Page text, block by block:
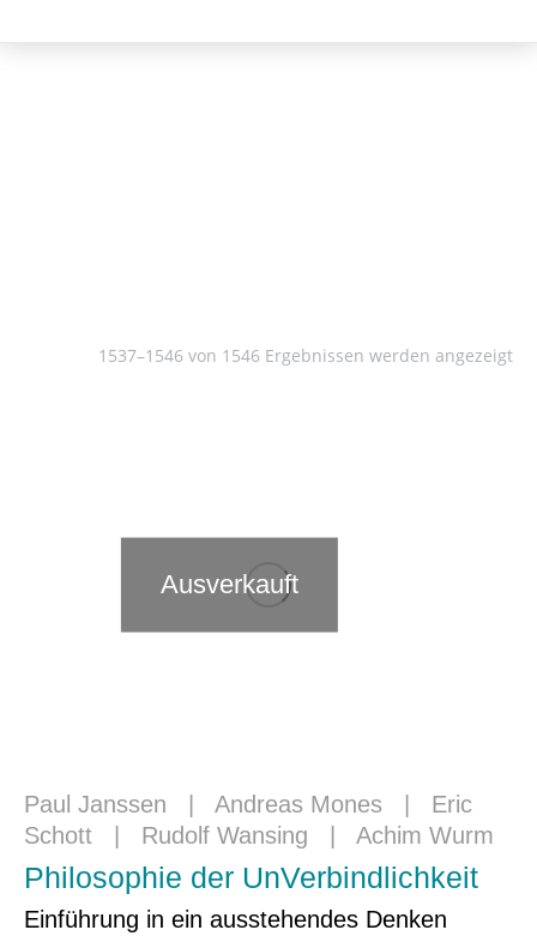
1537–1546 von 1546 Ergebnissen werden angezeigt
Ausverkauft
Paul Janssen Andreas Mones
Eric
Schott
Rudolf Wansing Achim Wurm
Philosophie der UnVerbindlichkeit
Einführung in ein ausstehendes Denken